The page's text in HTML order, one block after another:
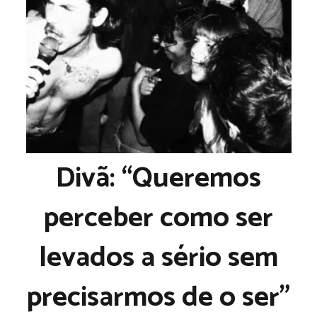
Divã: “Queremos
perceber como ser
levados a sério sem
precisarmos de o ser”